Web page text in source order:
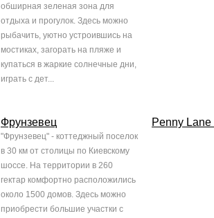
обширная зеленая зона для
отдыха и прогулок. Здесь можно
рыбачить, уютно устроившись на
мостиках, загорать на пляже и
купаться в жаркие солнечные дни,
играть с дет...
Фрунзевец
"Фрунзевец" - коттеджный поселок
в 30 км от столицы по Киевскому
шоссе. На территории в 260
гектар комфортно расположились
около 1500 домов. Здесь можно
приобрести большие участки с
Penny